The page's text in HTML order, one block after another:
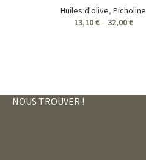
Huiles d'olive, Picholine
13,10€– 32,00€
NOUS TROUVER !